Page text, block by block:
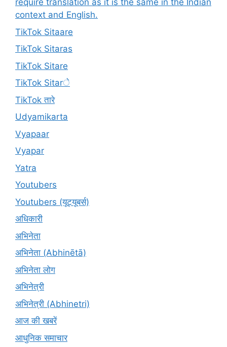
require translation as it is the same in the Indian
context and English.
TikTok Sitaare
TikTok Sitaras
TikTok Sitare
TikTok Sitarे
TikTok तारे
Udyamikarta
Vyapaar
Vyapar
Yatra
Youtubers
Youtubers (यूट्यूबर्स)
अधिकारी
अभिनेता
अभिनेता (Abhinētā)
अभिनेता लोग
अभिनेत्री
अभिनेत्री (Abhinetri)
आज की खबरें
आधुनिक समाचार